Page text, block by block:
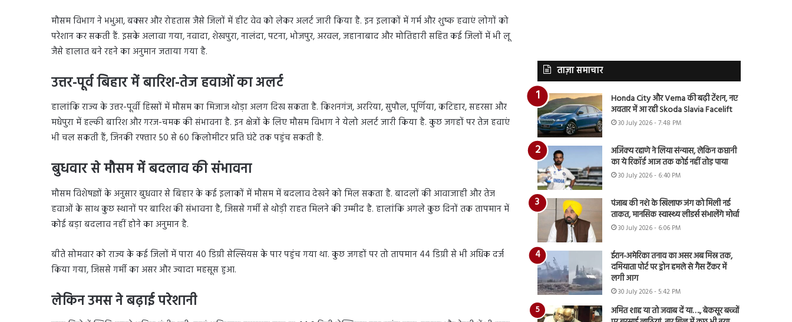
मौसम विभाग ने भभुआ, बक्सर और रोहतास जैसे जिलों में हीट वेव को लेकर अलर्ट जारी किया है. इन इलाकों में गर्म और शुष्क हवाएं लोगों को
परेशान कर सकती हैं. इसके अलावा गया, नवादा, शेखपुरा, नालंदा, पटना, भोजपुर, अरवल, जहानाबाद और मोतिहारी सहित कई जिलों में भी लू
जैसे हालात बने रहने का अनुमान जताया गया है.
उत्तर-पूर्व बिहार में बारिश-तेज हवाओं का अलर्ट
हालांकि राज्य के उत्तर-पूर्वी हिस्सों में मौसम का मिजाज थोड़ा अलग दिख सकता है. किशनगंज, अररिया, सुपौल, पूर्णिया, कटिहार, सहरसा और
मधेपुरा में हल्की बारिश और गरज-चमक की संभावना है. इन क्षेत्रों के लिए मौसम विभाग ने येलो अलर्ट जारी किया है. कुछ जगहों पर तेज हवाएं
भी चल सकती हैं, जिनकी रफ्तार 50 से 60 किलोमीटर प्रति घंटे तक पहुंच सकती है.
बुधवार से मौसम में बदलाव की संभावना
मौसम विशेषज्ञों के अनुसार बुधवार से बिहार के कई इलाकों में मौसम में बदलाव देखने को मिल सकता है. बादलों की आवाजाही और तेज
हवाओं के साथ कुछ स्थानों पर बारिश की संभावना है, जिससे गर्मी से थोड़ी राहत मिलने की उम्मीद है. हालांकि अगले कुछ दिनों तक तापमान में
कोई बड़ा बदलाव नहीं होने का अनुमान है.
बीते सोमवार को राज्य के कई जिलों में पारा 40 डिग्री सेल्सियस के पार पहुंच गया था. कुछ जगहों पर तो तापमान 44 डिग्री से भी अधिक दर्ज
किया गया, जिससे गर्मी का असर और ज्यादा महसूस हुआ.
लेकिन उमस ने बढ़ाई परेशानी
ताज़ा समाचार
Honda City और Verna की बढ़ी टेंशन, नए
अवतार में आ रही Skoda Slavia Facelift
30 July 2026 - 7:48 PM
अजिंक्य रहाणे ने लिया संन्यास, लेकिन कप्तानी
का ये रिकॉर्ड आज तक कोई नहीं तोड़ पाया
30 July 2026 - 6:40 PM
पंजाब की नशे के खिलाफ जंग को मिली नई
ताकत, मानसिक स्वास्थ्य लीडर्स संभालेंगे मोर्चा
30 July 2026 - 6:06 PM
ईरान-अमेरिका तनाव का असर अब मिस्र तक,
दमियाता पोर्ट पर ड्रोन हमले से गैस टैंकर में
लगी आग
30 July 2026 - 5:42 PM
अमित शाह या तो जवाब दें या…., बेकसूर बच्चों